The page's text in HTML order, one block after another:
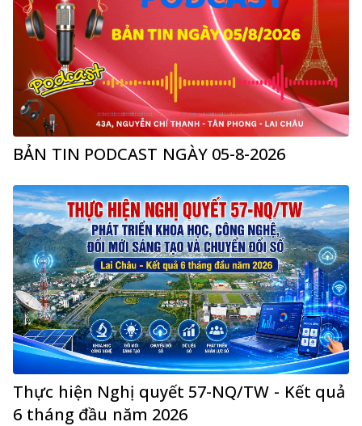
BẢN TIN PODCAST NGÀY 05-8-2026
Thực hiện Nghị quyết 57-NQ/TW - Kết quả
6 tháng đầu năm 2026